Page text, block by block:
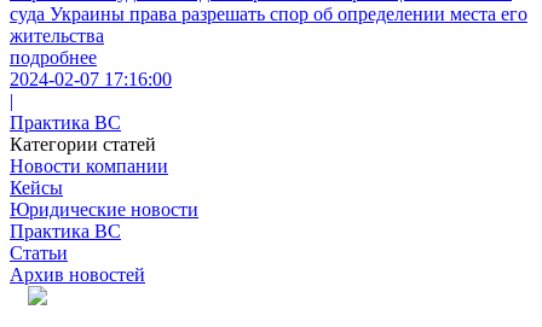
суда Украины права разрешать спор об определении места его
жительства
подробнее
2024-02-07 17:16:00
|
Практика ВС
Категории статей
Новости компании
Кейсы
Юридические новости
Практика ВС
Статьи
Архив новостей